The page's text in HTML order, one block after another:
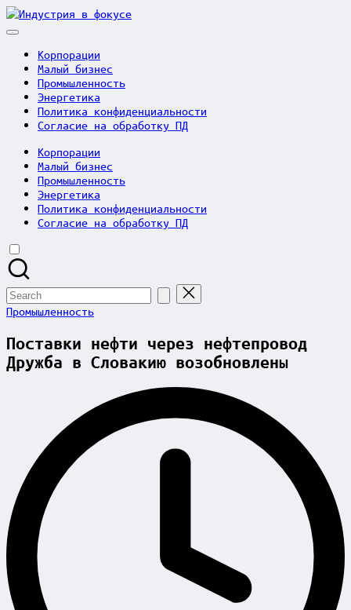
Skip
to
Индустрия
Корпорации
Малый бизнес
Промышленность
Энергетика
Политика конфиденциальности
Согласие на обработку ПД
Корпорации
Малый бизнес
Промышленность
Энергетика
Политика конфиденциальности
Согласие на обработку ПД
Search
for:
Posted
Промышленность
Поставки нефти через нефтепровод
Дружба в Словакию возобновлены